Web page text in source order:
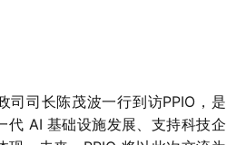
司司长陈茂波一行到访PPIO，是
代 AI 基础设施发展、支持科技企